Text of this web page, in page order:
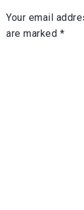
Your email
are marked *